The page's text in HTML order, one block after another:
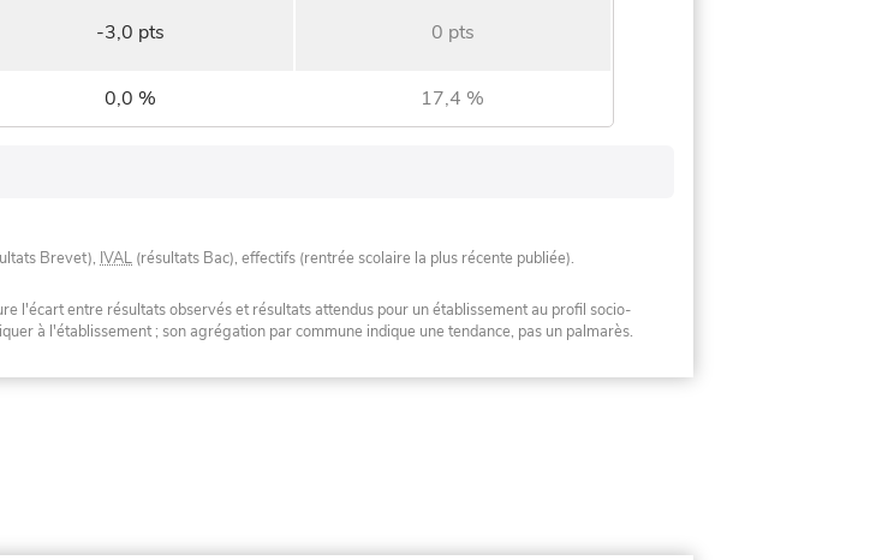
-3,0 pts 0 pts
0,0 % 17,4 %
Brevet), IVAL (résultats Bac), effectifs (rentrée scolaire la plus récente publiée).
l'écart entre résultats observés et résultats attendus pour un établissement au profil socio-
à l'établissement ; son agrégation par commune indique une tendance, pas un palmarès.